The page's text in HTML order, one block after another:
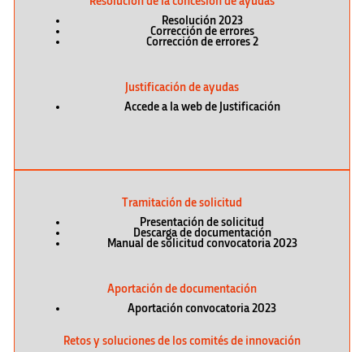
Resolución 2023
Corrección de errores
Corrección de errores 2
Justificación de ayudas
Accede a la web de Justificación
Tramitación de solicitud
Presentación de solicitud
Descarga de documentación
Manual de solicitud convocatoria 2023
Aportación de documentación
Aportación convocatoria 2023
Retos y soluciones de los comités de innovación